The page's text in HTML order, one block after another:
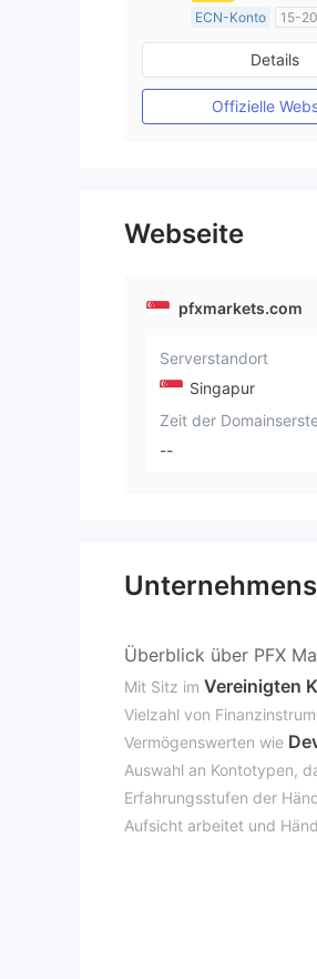
ECN-Konto
15-
Market Making
MT4-Volllizenz
Details
Offizielle
Webseite
pfxmarkets.com
Serverstandort
Singapur
Zeit der
--
Überblick über PFX
Mit Sitz im Vereinigten
Vielzahl von
Vermögenswerten wie
Auswahl an Kontotypen,
Erfahrungsstufen der
Aufsicht arbeitet und
was bedeutet, dass es